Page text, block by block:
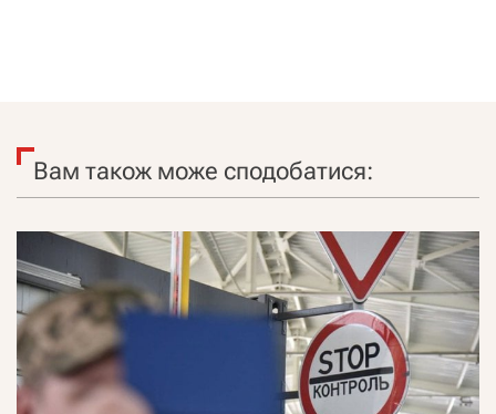
Вам також може сподобатися: